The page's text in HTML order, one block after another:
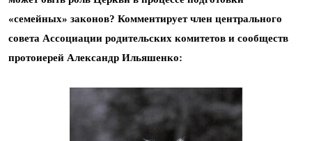
«семейных» законов? Комментирует член центрального
совета Ассоциации родительских комитетов и сообществ
протоиерей Александр Ильяшенко: